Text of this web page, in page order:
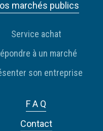
marchés publics
Service achat
à un marché
son entreprise
F A Q
Contact